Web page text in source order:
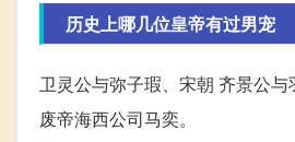
历史上哪几位皇帝有过男宠
卫灵公与弥子瑕、宋朝 齐景公
废帝海西公司马奕。